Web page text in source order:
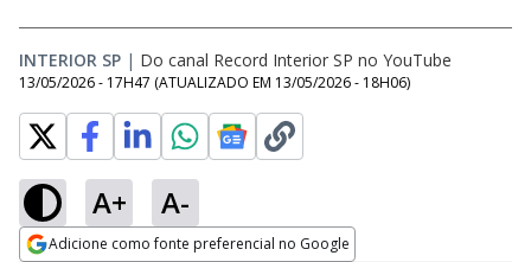
INTERIOR SP | Do canal Record Interior SP no YouTube
13/05/2026 - 17H47 (ATUALIZADO EM 13/05/2026 - 18H06)
A+ A-
Adicione como fonte preferencial no Google